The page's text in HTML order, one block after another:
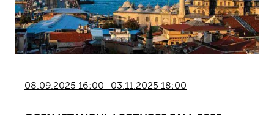
08.09.2025 16:00–03.11.2025 18:00